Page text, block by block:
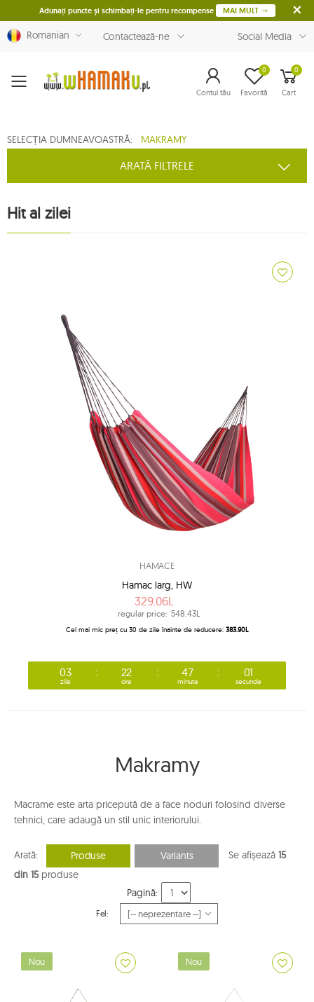
Adunați puncte și schimbați-le pentru recompense MAI MULT
Romanian Contactează-ne Social Media
Menu Contul tău Favorită
0 0
Cart
SELECȚIA DUMNEAVOASTRĂ: MAKRAMY
ARATĂ FILTRELE
Hit al zilei
HAMACE
Hamac larg, HW
329.06L
regular price: 548.43L
Cel mai mic preț cu 30 de zile înainte de reducere: 383.90L
03
zile
22
ore
47
minute
00
secunde
Makramy
Macrame este arta pricepută de a face noduri folosind diverse
tehnici, care adaugă un stil unic interiorului.
Arată: Produse Variants Se afișează 15
din 15produse
Pagină:
Fel:
Nou Nou